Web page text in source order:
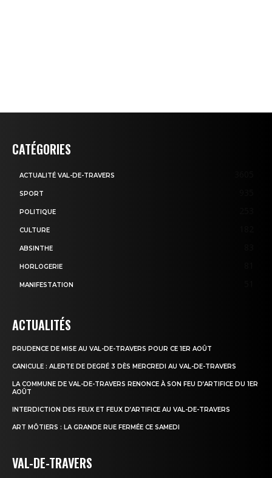
CATÉGORIES
ACTUALITÉ VAL-DE-TRAVERS
SPORT
POLITIQUE
CULTURE
ABSINTHE
HORLOGERIE
MANIFESTATION
ACTUALITÉS
PRUDENCE DE MISE AU VAL-DE-TRAVERS POUR CE 1ER AOÛT
CANICULE : ALERTE DE DEGRÉ 3 DÈS MERCREDI AU VAL-DE-TRAVERS
LA COMMUNE DE VAL-DE-TRAVERS RENONCE À SON FEU D’ARTIFICE DU 1ER
AOÛT
INTERDICTION DES FEUX ET FEUX D’ARTIFICE AU VAL-DE-TRAVERS
ART MÔTIERS : LA GRANDE RUE FERMÉE CE SAMEDI
VAL-DE-TRAVERS